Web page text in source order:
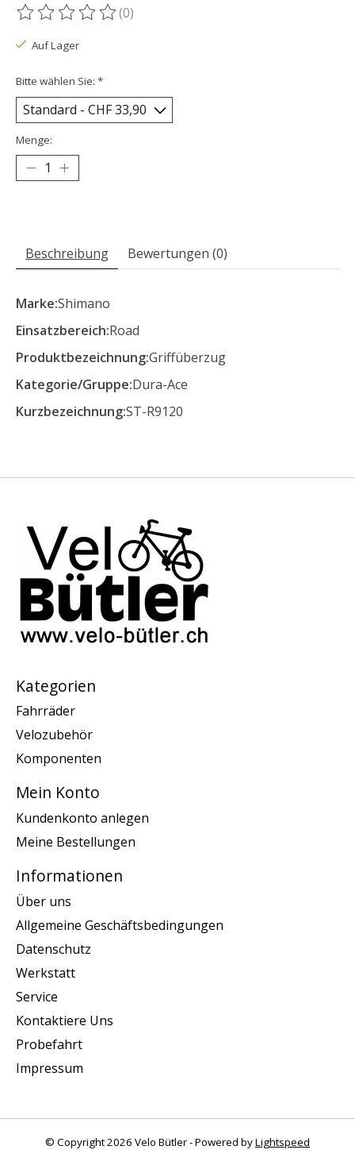
Die Bewertung dieses Produkts ist
(0)
Auf Lager
Bitte wählen Sie: *
Menge:
Beschreibung Bewertungen (0)
Marke:Shimano
Einsatzbereich:Road
Produktbezeichnung:Griffüberzug
Kategorie/Gruppe:Dura-Ace
Kurzbezeichnung:ST-R9120
Kategorien
Fahrräder
Velozubehör
Komponenten
Mein Konto
Kundenkonto anlegen
Meine Bestellungen
Informationen
Über uns
Allgemeine Geschäftsbedingungen
Datenschutz
Werkstatt
Service
Kontaktiere Uns
Probefahrt
Impressum
© Copyright 2026 Velo Bütler - Powered byLightspeed